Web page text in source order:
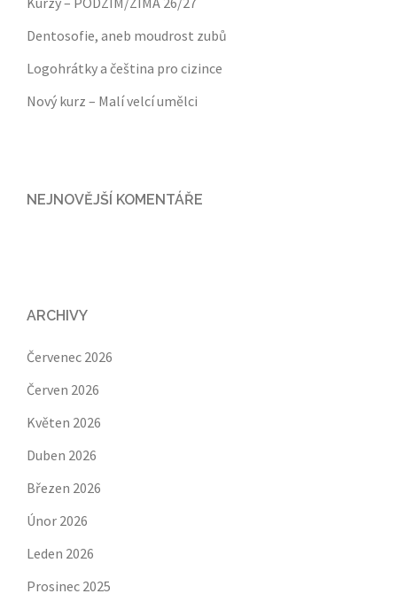
Dentosofie, aneb moudrost zubů
Logohrátky a čeština pro cizince
Nový kurz – Malí velcí umělci
NEJNOVĚJŠÍ KOMENTÁŘE
ARCHIVY
Červenec 2026
Červen 2026
Květen 2026
Duben 2026
Březen 2026
Únor 2026
Leden 2026
Prosinec 2025